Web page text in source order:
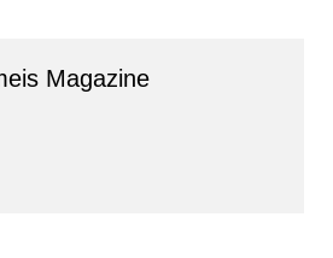
Magazine